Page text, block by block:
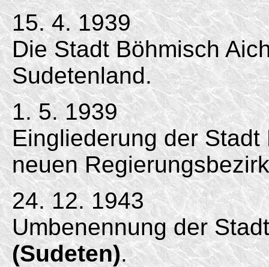
15. 4. 1939
Die Stadt Böhmisch
Sudetenland.
1. 5. 1939
Eingliederung der
neuen
24. 12. 1943
Umbenennung der
(Sudeten).